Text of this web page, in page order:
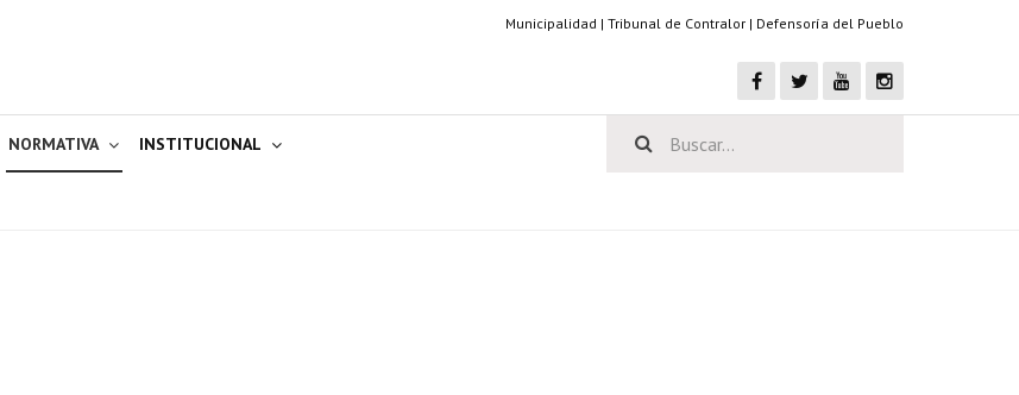
Municipalidad | Tribunal de Contralor | Defensoría del Pueblo
NORMATIVA INSTITUCIONAL